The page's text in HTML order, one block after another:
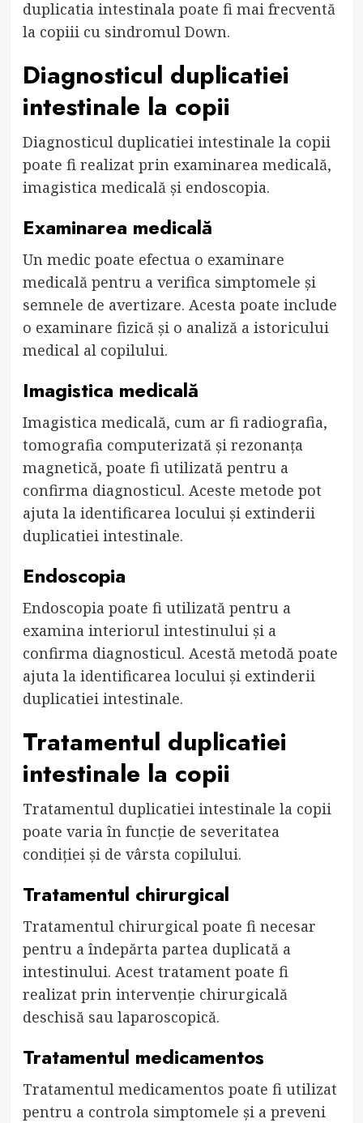
duplicatia intestinala poate fi mai frecventă
la copiii cu sindromul Down.
Diagnosticul duplicatiei
intestinale la copii
Diagnosticul duplicatiei intestinale la copii
poate fi realizat prin examinarea medicală,
imagistica medicală și endoscopia.
Examinarea medicală
Un medic poate efectua o examinare
medicală pentru a verifica simptomele și
semnele de avertizare. Acesta poate include
o examinare fizică și o analiză a istoricului
medical al copilului.
Imagistica medicală
Imagistica medicală, cum ar fi radiografia,
tomografia computerizată și rezonanța
magnetică, poate fi utilizată pentru a
confirma diagnosticul. Aceste metode pot
ajuta la identificarea locului și extinderii
duplicatiei intestinale.
Endoscopia
Endoscopia poate fi utilizată pentru a
examina interiorul intestinului și a
confirma diagnosticul. Acestă metodă poate
ajuta la identificarea locului și extinderii
duplicatiei intestinale.
Tratamentul duplicatiei
intestinale la copii
Tratamentul duplicatiei intestinale la copii
poate varia în funcție de severitatea
condiției și de vârsta copilului.
Tratamentul chirurgical
Tratamentul chirurgical poate fi necesar
pentru a îndepărta partea duplicată a
intestinului. Acest tratament poate fi
realizat prin intervenție chirurgicală
deschisă sau laparoscopică.
Tratamentul medicamentos
Tratamentul medicamentos poate fi utilizat
pentru a controla simptomele și a preveni